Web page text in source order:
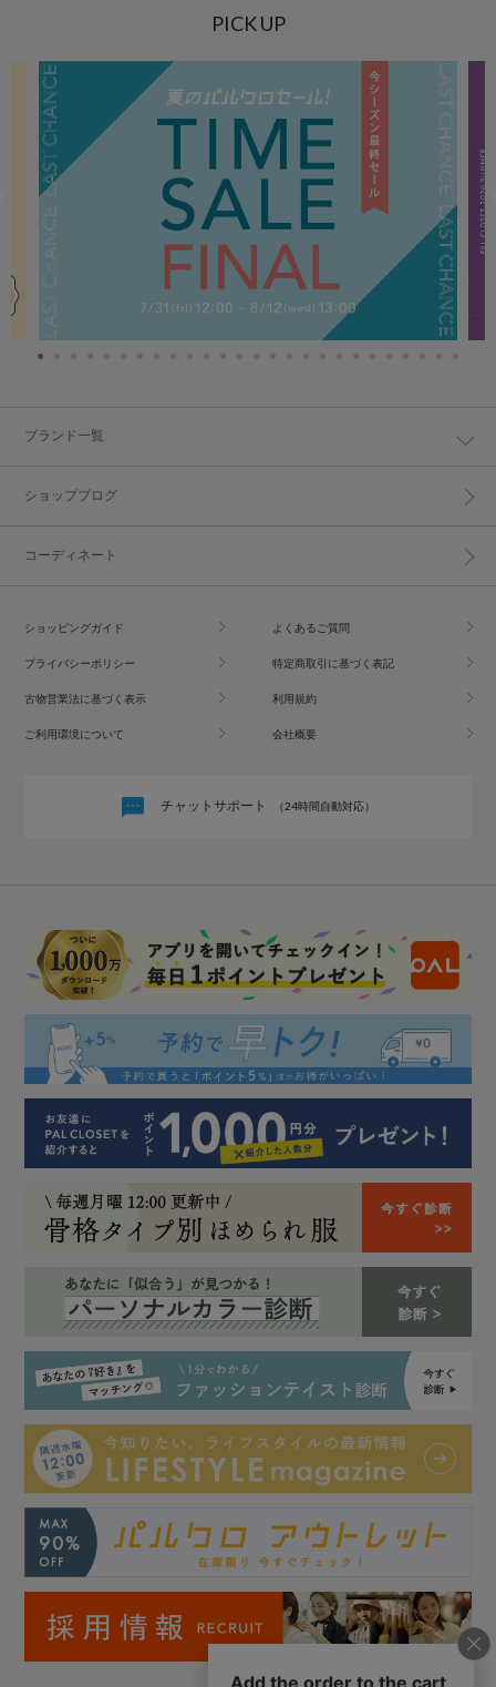
PICK UP
ブランド一覧
ショップブログ
コーディネート
ショッピングガイド よくあるご質問
プライバシーポリシー 特定商取引に基づく表記
古物営業法に基づく表示 利用規約
ご利用環境について 会社概要
チャットサポート （24時間自動対応）